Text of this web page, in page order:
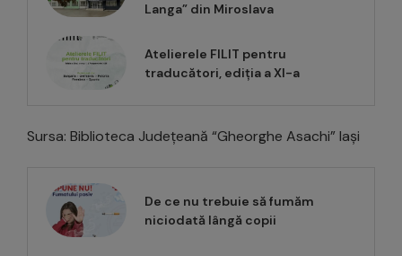
Langa” din Miroslava
Atelierele FILIT pentru
traducători, ediția a XI-a
Sursa: Biblioteca Județeană “Gheorghe Asachi” Iași
De ce nu trebuie să fumăm
niciodată lângă copii